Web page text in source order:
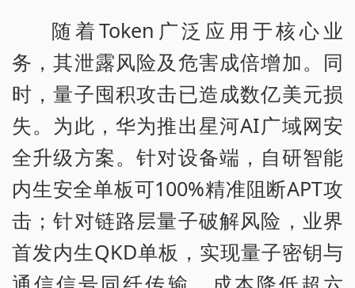
随着Token广泛应用于核心业
务，其泄露风险及危害成倍增加。同
时，量子囤积攻击已造成数亿美元损
失。为此，华为推出星河AI广域网安
全升级方案。针对设备端，自研智能
内生安全单板可100%精准阻断APT攻
击；针对链路层量子破解风险，业界
首发内生QKD单板，实现量子密钥与